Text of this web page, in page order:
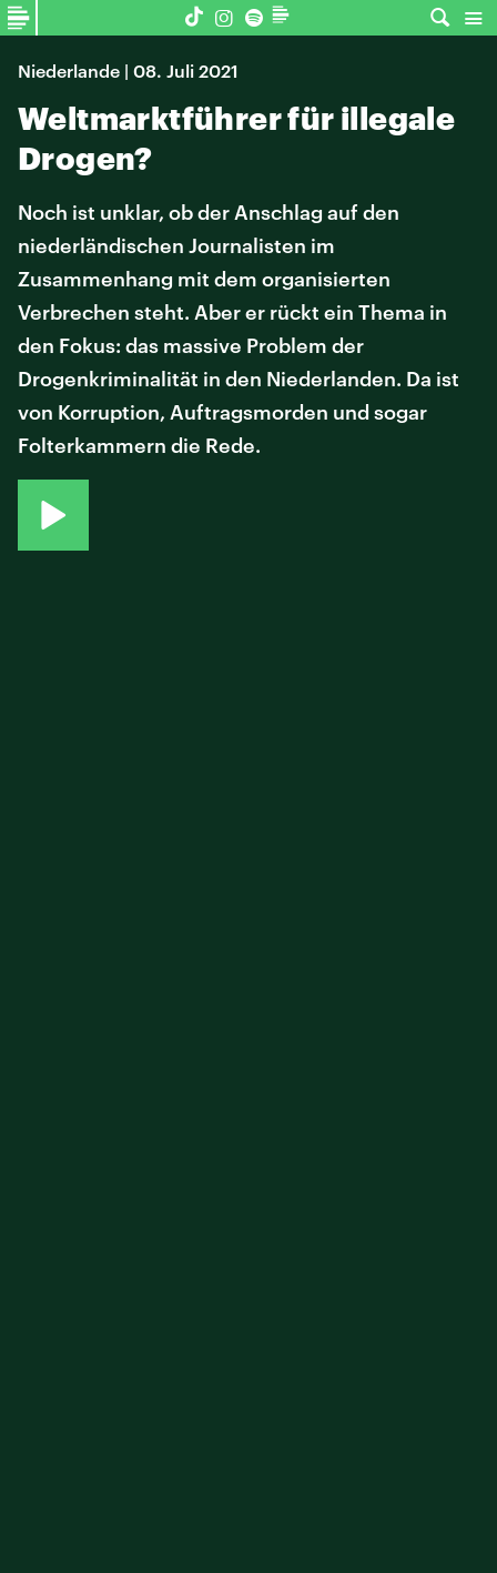
Niederlande | 08. Juli 2021
Weltmarktführer für illegale
Drogen?
Noch ist unklar, ob der Anschlag auf den
niederländischen Journalisten im
Zusammenhang mit dem organisierten
Verbrechen steht. Aber er rückt ein Thema in
den Fokus: das massive Problem der
Drogenkriminalität in den Niederlanden. Da ist
von Korruption, Auftragsmorden und sogar
Folterkammern die Rede.